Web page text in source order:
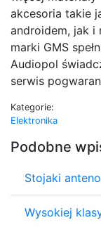
akcesoria takie
androidem, jak i
marki GMS
Audiopol
serwis
Kategorie:
Elektronika
Podobne
Stojaki
Wysokiej